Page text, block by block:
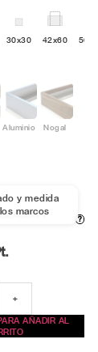
30x30 42x60
Y
?
Aluminio Nogal
y medida
marcos
+
AÑADIR AL